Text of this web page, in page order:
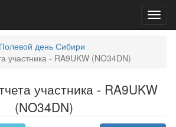
Полевой день Сибири
участника - RA9UKW (NO34DN)
участника - RA9UKW
(NO34DN)